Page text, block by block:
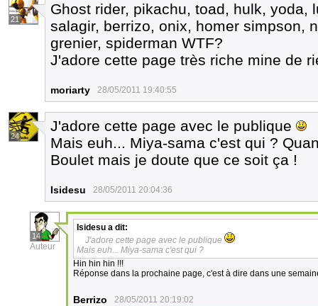
21
Ghost rider, pikachu, toad, hulk, yoda,
salagir, berrizo, onix, homer simpson,
grenier, spiderman WTF?
J'adore cette page très riche mine de
moriarty 28/05/2011 19:40:55
24
J'adore cette page avec le publique
Mais euh... Miya-sama c'est qui ?
Boulet mais je doute que ce soit ça !
Isidesu 28/05/2011 20:04:36
14
Auteur
Isidesu a dit:
J'adore cette page avec le publique
Mais euh... Miya-sama c'est qui ?
Hin hin hin !!!
Réponse dans la prochaine page, c'est à dire dans une
Berrizo 28/05/2011 20:19:02